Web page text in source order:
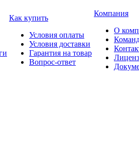
Как купить
Условия оплаты
Условия доставки
Гарантия на товар
Вопрос-ответ
Компания
О